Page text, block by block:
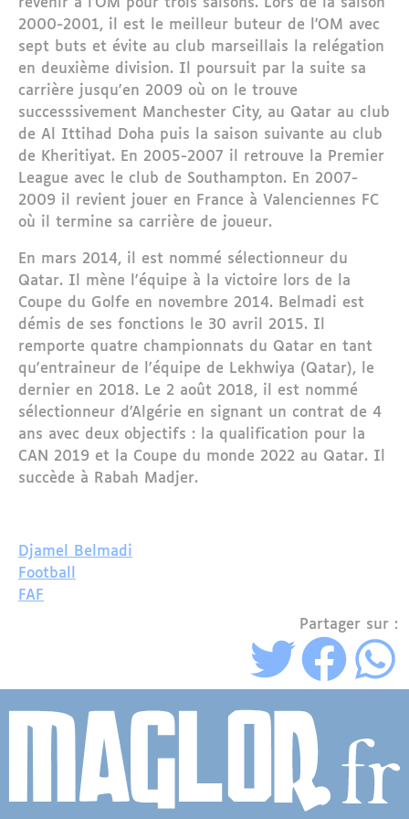
2000-2001, il est le meilleur buteur de l'OM avec
sept buts et évite au club marseillais la relégation
en deuxième division. Il poursuit par la suite sa
carrière jusqu'en 2009 où on le trouve
successsivement Manchester City, au Qatar au club
de Al Ittihad Doha puis la saison suivante au club
de Kheritiyat. En 2005-2007 il retrouve la Premier
League avec le club de Southampton. En 2007-
2009 il revient jouer en France à Valenciennes FC
où il termine sa carrière de joueur.
En mars 2014, il est nommé sélectionneur du
Qatar. Il mène l'équipe à la victoire lors de la
Coupe du Golfe en novembre 2014. Belmadi est
démis de ses fonctions le 30 avril 2015. Il
remporte quatre championnats du Qatar en tant
qu'entraineur de l'équipe de Lekhwiya (Qatar), le
dernier en 2018. Le 2 août 2018, il est nommé
sélectionneur d'Algérie en signant un contrat de 4
ans avec deux objectifs : la qualification pour la
CAN 2019 et la Coupe du monde 2022 au Qatar. Il
succède à Rabah Madjer.
Djamel Belmadi
Football
FAF
Partager sur :